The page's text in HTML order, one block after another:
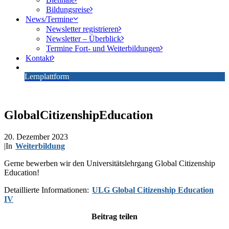
Bildungsreise
News/Termine
Newsletter registrieren
Newsletter – Überblick
Termine Fort- und Weiterbildungen
Kontakt
Lernplattform
GlobalCitizenshipEducation
20. Dezember 2023
|In Weiterbildung
Gerne bewerben wir den Universitätslehrgang Global Citizenship
Education!
Detaillierte Informationen: ULG Global Citizenship Education
IV
Beitrag teilen